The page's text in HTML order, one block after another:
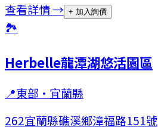
查看詳情 → + 加入詢價
🏞
Herbelle龍潭湖悠活園區
📍東部 · 宜蘭縣
262宜蘭縣礁溪鄉漳福路151號